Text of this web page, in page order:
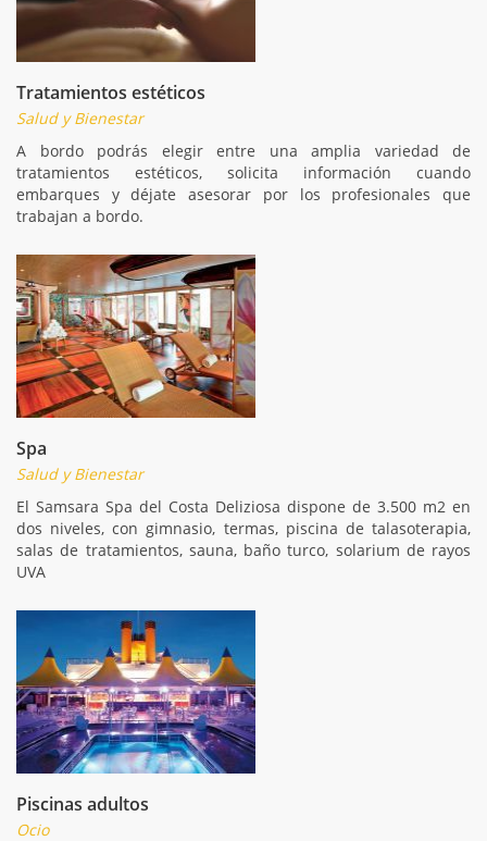
Tratamientos estéticos
Salud y Bienestar
A bordo podrás elegir entre una amplia variedad de
tratamientos estéticos, solicita información cuando
embarques y déjate asesorar por los profesionales que
trabajan a bordo.
Spa
Salud y Bienestar
El Samsara Spa del Costa Deliziosa dispone de 3.500 m2 en
dos niveles, con gimnasio, termas, piscina de talasoterapia,
salas de tratamientos, sauna, baño turco, solarium de rayos
UVA
Piscinas adultos
Ocio